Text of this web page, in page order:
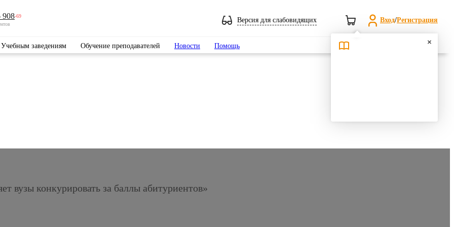
908-69
Версия для слабовидящих Вход/Регистрация
Учебным заведениям Обучение преподавателей Новости Помощь Поиск
вузы конкурировать за баллы абитуриентов»